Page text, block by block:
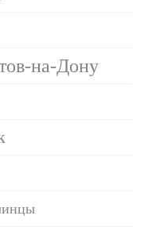
на-Дону